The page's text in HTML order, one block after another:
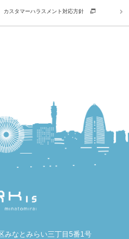
カスタマーハラスメント対応方針
みなとみらい三丁目5番1号